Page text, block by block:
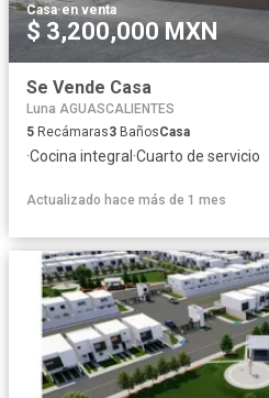
Casa·en venta
$ 3,200,000 MXN
Se Vende Casa
Luna AGUASCALIENTES
5 Recámaras3 BañosCasa
·Cocina integral·Cuarto de servicio
Actualizado hace más de 1 mes